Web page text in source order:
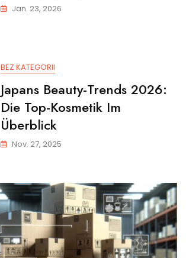
Jan. 23, 2026
BEZ KATEGORII
Japans Beauty-Trends 2026:
Die Top-Kosmetik Im
Überblick
Nov. 27, 2025